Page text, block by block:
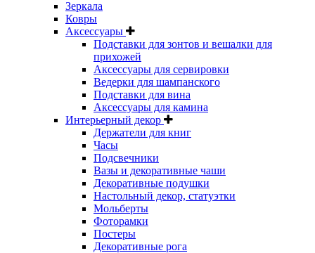
Зеркала
Ковры
Аксессуары
Подставки для зонтов и вешалки для
прихожей
Аксессуары для сервировки
Ведерки для шампанского
Подставки для вина
Аксессуары для камина
Интерьерный декор
Держатели для книг
Часы
Подсвечники
Вазы и декоративные чаши
Декоративные подушки
Настольный декор, статуэтки
Мольберты
Фоторамки
Постеры
Декоративные рога